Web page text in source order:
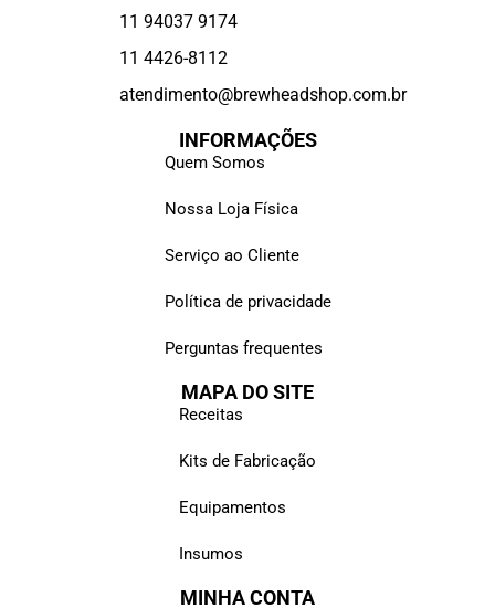
11 94037 9174
11 4426-8112
atendimento@brewheadshop.com.br
INFORMAÇÕES
Quem Somos
Nossa Loja Física
Serviço ao Cliente
Política de privacidade
Perguntas frequentes
MAPA DO SITE
Receitas
Kits de Fabricação
Equipamentos
Insumos
MINHA CONTA